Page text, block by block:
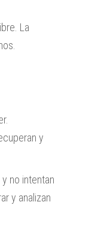
La
y
no intentan
y analizan